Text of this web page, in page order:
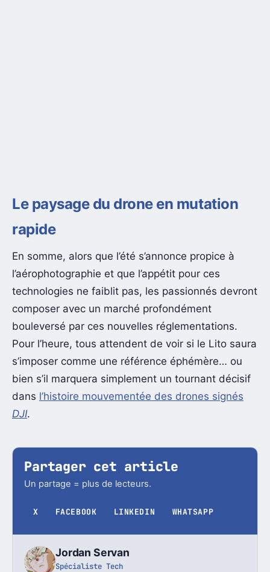
Le paysage du drone en mutation
rapide
En somme, alors que l’été s’annonce propice à
l’aérophotographie et que l’appétit pour ces
technologies ne faiblit pas, les passionnés devront
composer avec un marché profondément
bouleversé par ces nouvelles réglementations.
Pour l’heure, tous attendent de voir si le Lito saura
s’imposer comme une référence éphémère… ou
bien s’il marquera simplement un tournant décisif
dans l’histoire mouvementée des drones signés
DJI.
Partager cet article
Un partage = plus de lecteurs.
X FACEBOOK LINKEDIN WHATSAPP
Jordan Servan
Spécialiste Tech